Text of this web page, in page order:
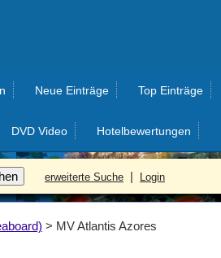
Neue Einträge Top Einträge
DVD Video Hotelbewertungen
erweiterte Suche | Login
> MV Atlantis Azores